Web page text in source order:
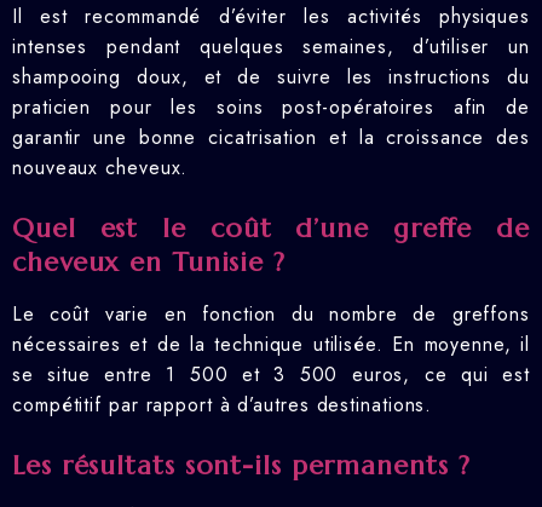
Il est recommandé d’éviter les activités physiques
intenses pendant quelques semaines, d’utiliser un
shampooing doux, et de suivre les instructions du
praticien pour les soins post-opératoires afin de
garantir une bonne cicatrisation et la croissance des
nouveaux cheveux.
Quel est le coût d’une greffe de
cheveux en Tunisie ?
Le coût varie en fonction du nombre de greffons
nécessaires et de la technique utilisée. En moyenne, il
se situe entre 1 500 et 3 500 euros, ce qui est
compétitif par rapport à d’autres destinations.
Les résultats sont-ils permanents ?